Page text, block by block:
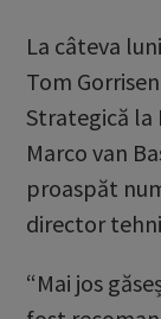
La câteva
Tom
Strategică la
Marco van
proaspăt
director
“Mai jos